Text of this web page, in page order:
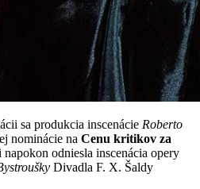
sa produkcia inscenácie Roberto
nominácie na Cenu kritikov za
napokon odniesla inscenácia opery
Divadla F. X. Šaldy